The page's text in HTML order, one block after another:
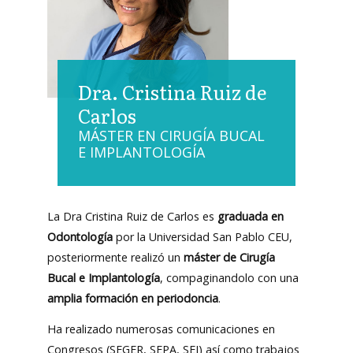
europea. Universidad Alfonso X el Sabio, Madrid.
Septiembre 2015 - Julio 2017.
Universidad Alfonso X el Sabio, Madrid. Septiembre 2017-
• Certificado en Invisaling. Universidad Alfonso X el Sabio,
Madrid. Septiembre 2017- Julio 2018.
Experiencia profesional y
aplicada
• Ortodoncista en Clínica Dra. Marina Población (Madrid).
Junio 2015 - Actualidad
• Gerente de la especialidad de odontología en Clínica
Subiza (Madrid). Marzo 2020 – Actualidad.
Dra. Cristina Ruiz de
Carlos
MÁSTER EN CIRUGÍA BUCAL
E IMPLANTOLOGÍA
La Dra Cristina Ruiz de Carlos es graduada en
Odontología por la Universidad San Pablo CEU,
posteriormente realizó un máster de Cirugía
Bucal e Implantología, compaginandolo con una
amplia formación en periodoncia.
Ha realizado numerosas comunicaciones en
Congresos (SEGER, SEPA, SEI) así como trabajos